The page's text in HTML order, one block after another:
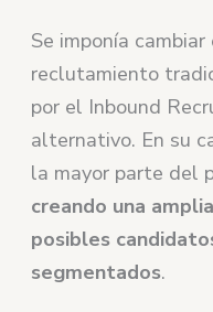
Se imponía
reclutamiento
por el Inbound
alternativo. En su
la mayor parte del
creando una
posibles
segmentados.